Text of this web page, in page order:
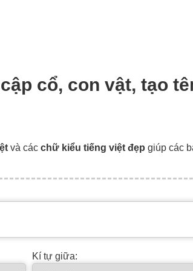
cổ, con vật, tạo
và các chữ kiểu tiếng việt đẹp giúp các
Kí tự giữa: